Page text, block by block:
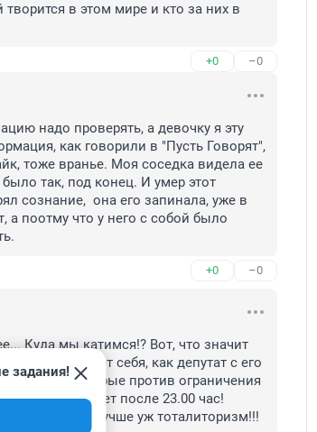
творится в этом мире и кто за них в
+0 –0
надо проверять, а девочку я эту
как говорили в "Пусть Говорят",
тоже вранье. Моя соседка видела ее
так, под конец. И умер этот
сознание,  она его запинала, уже в
а поотму что у него с собой было
+0 –0
Куда мы катимся!? Вот, что значит
чувствует себя, как депутат с его
тут некоторые против ограничения
18-ти лет после 23.00 час!
- лучше уж тоталиторизм!!!
задания!